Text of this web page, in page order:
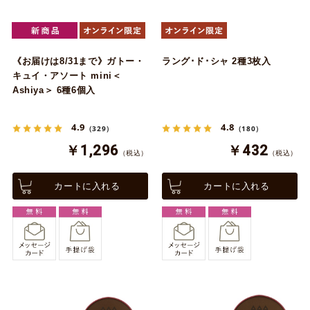
《お届けは8/31まで》ガトー・
キュイ・アソート mini＜
Ashiya＞ 6種6個入
4.9 （329）
￥1,296 （税込）
カートに入れる
ラング･ド･シャ 2種3枚入
4.8 （180）
￥432 （税込）
カートに入れる